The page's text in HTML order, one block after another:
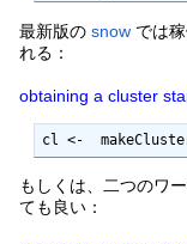
最新版のsnow では
れる：
obtaining a cluster
cl <-
もしくは、二つのワ
ても良い：